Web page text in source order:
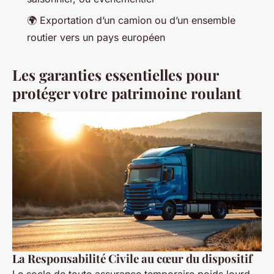
🌍 Exportation d’un camion ou d’un ensemble
routier vers un pays européen
Les garanties essentielles pour
protéger votre patrimoine roulant
La Responsabilité Civile au cœur du dispositif